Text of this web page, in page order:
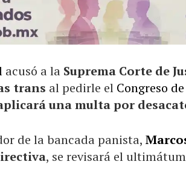
acusó a la Suprema Corte de
trans al pedirle el Congreso
una multa por
de la bancada panista,
, se revisará el